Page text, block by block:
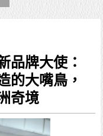
品牌大使：
的大嘴鳥，
奇境